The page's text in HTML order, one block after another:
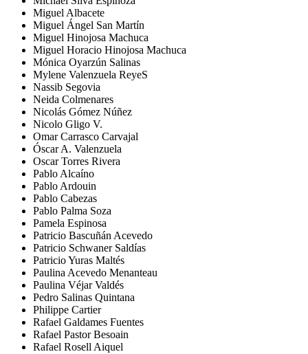
Miguel Albacete
Miguel Ángel San Martín
Miguel Hinojosa Machuca
Miguel Horacio Hinojosa Machuca
Mónica Oyarzún Salinas
Mylene Valenzuela ReyeS
Nassib Segovia
Neida Colmenares
Nicolás Gómez Núñez
Nicolo Gligo V.
Omar Carrasco Carvajal
Óscar A. Valenzuela
Oscar Torres Rivera
Pablo Alcaíno
Pablo Ardouin
Pablo Cabezas
Pablo Palma Soza
Pamela Espinosa
Patricio Bascuñán Acevedo
Patricio Schwaner Saldías
Patricio Yuras Maltés
Paulina Acevedo Menanteau
Paulina Véjar Valdés
Pedro Salinas Quintana
Philippe Cartier
Rafael Galdames Fuentes
Rafael Pastor Besoain
Rafael Rosell Aiquel